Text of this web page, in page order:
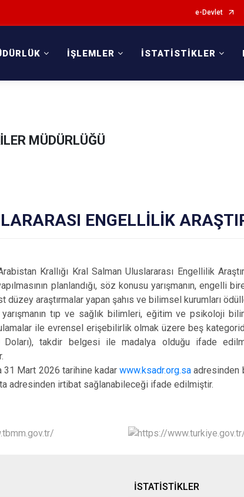
e-Devlet
İŞLEMLER İSTATİSTİKLER
MÜDÜRLÜĞÜ
ENGELLİLİK
Krallığı Kral Salman Uluslararası Engellilik
yapılmasının planlandığı, söz konusu yarışmanın,
düzey araştırmalar yapan şahıs ve bilimsel kurumları
tıp ve sağlık bilimleri, eğitim ve psikoloji
ile evrensel erişebilirlik olmak üzere beş
takdir belgesi ile madalya olduğu ifade
Mart 2026 tarihine kadarwww.ksadr.org.sa adresinden
adresinden irtibat sağlanabileceği ifade edilmiştir.
İSTATİSTİKLER